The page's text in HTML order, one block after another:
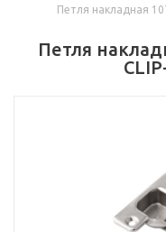
Петля накладная
Петля